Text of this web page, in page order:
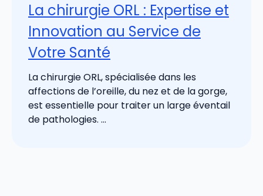
La chirurgie ORL : Expertise et
Innovation au Service de
Votre Santé
La chirurgie ORL, spécialisée dans les
affections de l’oreille, du nez et de la gorge,
est essentielle pour traiter un large éventail
de pathologies. ...